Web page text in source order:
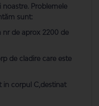
noastre. Problemele
sunt:
de aprox 2200 de
de cladire care este
in corpul C,destinat